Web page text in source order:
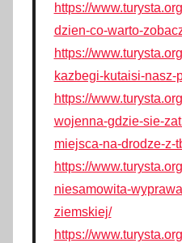
https://
dzien-co-warto-
https://
kazbegi-kutaisi-nasz-
https://
wojenna-gdzie-sie-
miejsca-na-drodze-z-
https://
niesamowita-
ziemskiej/
https://